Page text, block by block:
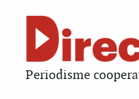
Periodisme